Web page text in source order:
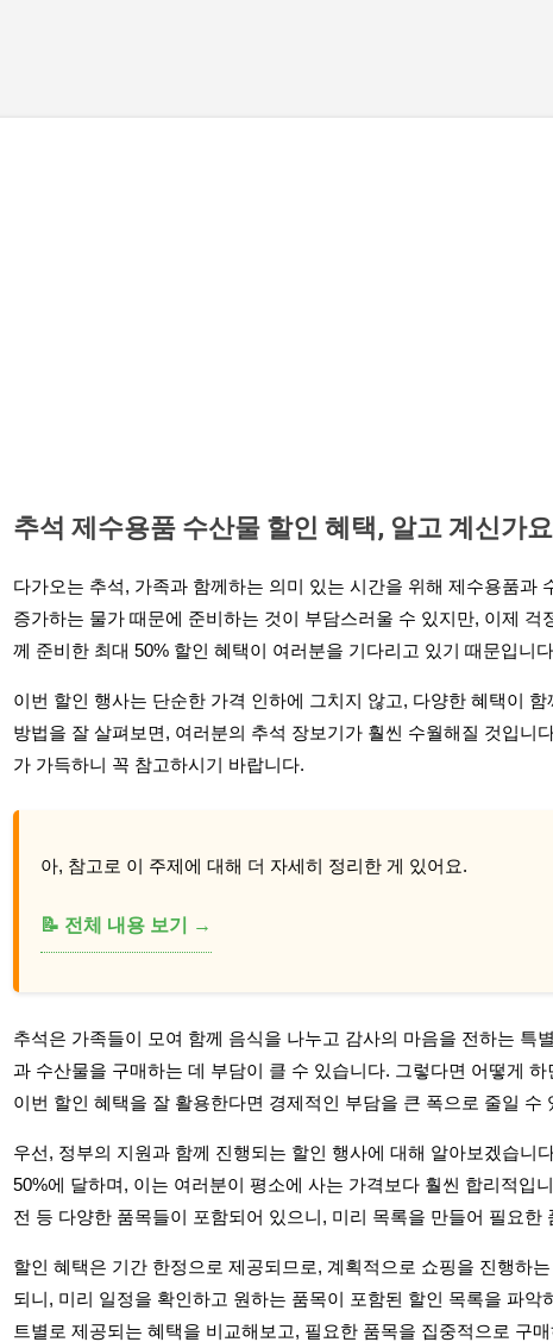
추석 제수용품 수산물 할인 혜택, 알고 계신가
다가오는 추석, 가족과 함께하는 의미 있는 시간을 위해 제수용품과
증가하는 물가 때문에 준비하는 것이 부담스러울 수 있지만, 이제 걱
께 준비한 최대 50% 할인 혜택이 여러분을 기다리고 있기 때문입니
이번 할인 행사는 단순한 가격 인하에 그치지 않고, 다양한 혜택이
방법을 잘 살펴보면, 여러분의 추석 장보기가 훨씬 수월해질 것입니
가 가득하니 꼭 참고하시기 바랍니다.
아, 참고로 이 주제에 대해 더 자세히 정리한 게 있어요.
📝 전체 내용 보기 →
추석은 가족들이 모여 함께 음식을 나누고 감사의 마음을 전하는 특
과 수산물을 구매하는 데 부담이 클 수 있습니다. 그렇다면 어떻게
이번 할인 혜택을 잘 활용한다면 경제적인 부담을 큰 폭으로 줄일 수
우선, 정부의 지원과 함께 진행되는 할인 행사에 대해 알아보겠습니
50%에 달하며, 이는 여러분이 평소에 사는 가격보다 훨씬 합리적입
전 등 다양한 품목들이 포함되어 있으니, 미리 목록을 만들어 필요한
할인 혜택은 기간 한정으로 제공되므로, 계획적으로 쇼핑을 진행하
되니, 미리 일정을 확인하고 원하는 품목이 포함된 할인 목록을 파
트별로 제공되는 혜택을 비교해보고, 필요한 품목을 집중적으로 구